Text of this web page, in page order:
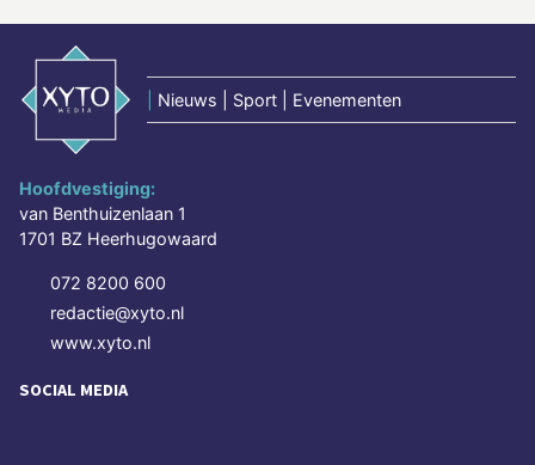
Nieuws | Sport | Evenementen
Hoofdvestiging:
van Benthuizenlaan 1
1701 BZ Heerhugowaard
072 8200 600
redactie@xyto.nl
www.xyto.nl
SOCIAL MEDIA